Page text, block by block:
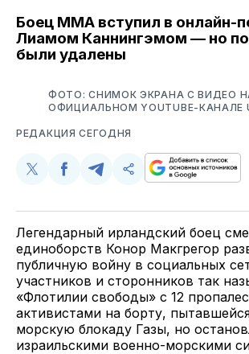
Боец MMA вступил в онлайн-
Лиамом Каннингэмом — но
были удалены
ФОТО: СНИМОК ЭКРАНА С ВИДЕО
ОФИЦИАЛЬНОМ YOUTUBE-КАНАЛЕ
РЕДАКЦИЯ СЕГОДНЯ
Поделиться
Twitter
Поделиться
Facebook
Поделиться
Telegram
Скопируйте
поделитесь
ссылкой
Легендарный ирландский боец
единоборств Конор Макгрегор
публичную войну в социальных
участников и сторонников так
«Флотилии свободы» с 12
активистами на борту,
морскую блокаду Газы, но
израильскими военно-морскими